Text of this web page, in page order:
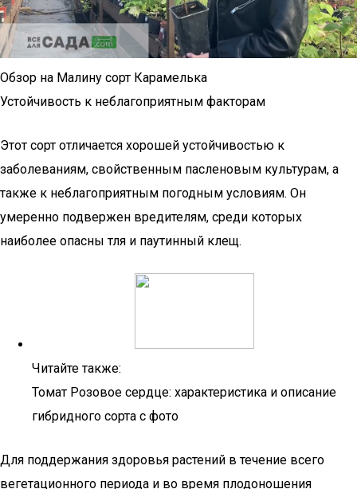
Обзор на Малину сорт Карамелька
Устойчивость к неблагоприятным факторам
Этот сорт отличается хорошей устойчивостью к
заболеваниям, свойственным пасленовым культурам, а
также к неблагоприятным погодным условиям. Он
умеренно подвержен вредителям, среди которых
наиболее опасны тля и паутинный клещ.
Читайте также:
Томат Розовое сердце: характеристика и описание
гибридного сорта с фото
Для поддержания здоровья растений в течение всего
вегетационного периода и во время плодоношения